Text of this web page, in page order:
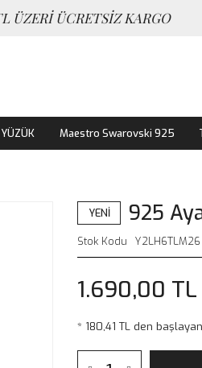
ÜZERİ ÜCRETSİZ KARGO
YÜZÜK Maestro Swarovski 925
YENİ 925
Stok Kodu Y2LH6TLM26
1.690,00 TL
* 180,41 TL den